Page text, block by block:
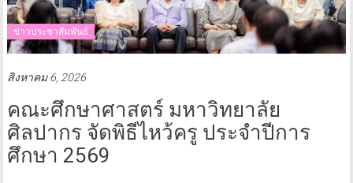
ข่าวประชาสัมพันธ์
สิงหาคม 6, 2026
คณะศึกษาศาสตร์ มหาวิทยาลัย
ศิลปากร จัดพิธีไหว้ครู ประจำปีการ
ศึกษา 2569